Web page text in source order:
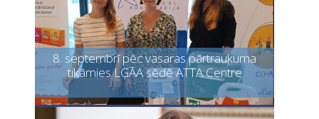
8. septembrī pēc vasaras pārtraukuma
tikāmies LĢĀA sēdē ATTA Centre